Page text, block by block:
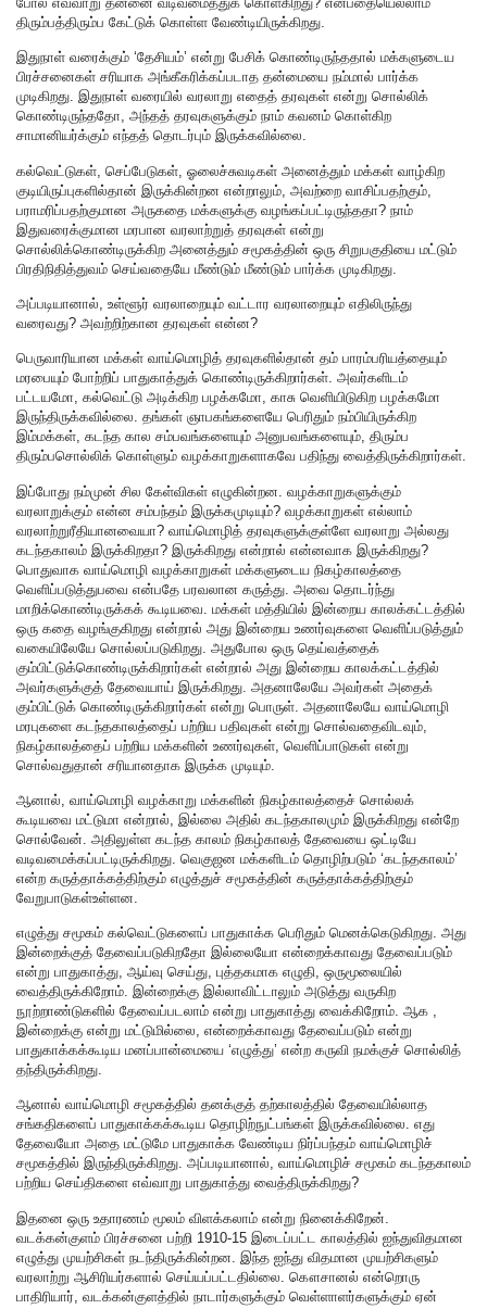
திரும்பத்திரும்ப கேட்டுக் கொள்ள வேண்டியிருக்கிறது.
இதுநாள் வரைக்கும் ‘தேசியம்’ என்று பேசிக் கொண்டிருந்ததால் மக்களுடைய
பிரச்சனைகள் சரியாக அங்கீகரிக்கப்படாத தன்மையை நம்மால் பார்க்க
முடிகிறது. இதுநாள் வரையில் வரலாறு எதைத் தரவுகள் என்று சொல்லிக்
கொண்டிருந்ததோ, அந்தத் தரவுகளுக்கும் நாம் கவனம் கொள்கிற
சாமானியர்க்கும் எந்தத் தொடர்பும் இருக்கவில்லை.
கல்வெட்டுகள், செப்பேடுகள், ஓலைச்சுவடிகள் அனைத்தும் மக்கள் வாழ்கிற
குடியிருப்புகளில்தான் இருக்கின்றன என்றாலும், அவற்றை வாசிப்பதற்கும்,
பராமரிப்பதற்குமான அருகதை மக்களுக்கு வழங்கப்பட்டிருந்ததா? நாம்
இதுவரைக்குமான மரபான வரலாற்றுத் தரவுகள் என்று
சொல்லிக்கொண்டிருக்கிற அனைத்தும் சமூகத்தின் ஒரு சிறுபகுதியை மட்டும்
பிரதிநிதித்துவம் செய்வதையே மீண்டும் மீண்டும் பார்க்க முடிகிறது.
அப்படியானால், உள்ளூர் வரலாறையும் வட்டார வரலாறையும் எதிலிருந்து
வரைவது? அவற்றிற்கான தரவுகள் என்ன?
பெருவாரியான மக்கள் வாய்மொழித் தரவுகளில்தான் தம் பாரம்பரியத்தையும்
மரபையும் போற்றிப் பாதுகாத்துக் கொண்டிருக்கிறார்கள். அவர்களிடம்
பட்டயமோ, கல்வெட்டு அடிக்கிற பழக்கமோ, காசு வெளியிடுகிற பழக்கமோ
இருந்திருக்கவில்லை. தங்கள் ஞாபகங்களையே பெரிதும் நம்பியிருக்கிற
இம்மக்கள், கடந்த கால சம்பவங்களையும் அனுபவங்களையும், திரும்ப
திரும்பசொல்லிக் கொள்ளும் வழக்காறுகளாகவே பதிந்து வைத்திருக்கிறார்கள்.
இப்போது நம்முன் சில கேள்விகள் எழுகின்றன. வழக்காறுகளுக்கும்
வரலாறுக்கும் என்ன சம்பந்தம் இருக்கமுடியும்? வழக்காறுகள் எல்லாம்
வரலாற்றுரீதியானவையா? வாய்மொழித் தரவுகளுக்குள்ளே வரலாறு அல்லது
கடந்தகாலம் இருக்கிறதா? இருக்கிறது என்றால் என்னவாக இருக்கிறது?
பொதுவாக வாய்மொழி வழக்காறுகள் மக்களுடைய நிகழ்காலத்தை
வெளிப்படுத்துபவை என்பதே பரவலான கருத்து. அவை தொடர்ந்து
மாறிக்கொண்டிருக்கக் கூடியவை. மக்கள் மத்தியில் இன்றைய காலக்கட்டத்தில்
ஒரு கதை வழங்குகிறது என்றால் அது இன்றைய உணர்வுகளை வெளிப்படுத்தும்
வகையிலேயே சொல்லப்படுகிறது. அதுபோல ஒரு தெய்வத்தைக்
கும்பிட்டுக்கொண்டிருக்கிறார்கள் என்றால் அது இன்றைய காலக்கட்டத்தில்
அவர்களுக்குத் தேவையாய் இருக்கிறது. அதனாலேயே அவர்கள் அதைக்
கும்பிட்டுக் கொண்டிருக்கிறார்கள் என்று பொருள். அதனாலேயே வாய்மொழி
மரபுகளை கடந்தகாலத்தைப் பற்றிய பதிவுகள் என்று சொல்வதைவிடவும்,
நிகழ்காலத்தைப் பற்றிய மக்களின் உணர்வுகள், வெளிப்பாடுகள் என்று
சொல்வதுதான் சரியானதாக இருக்க முடியும்.
ஆனால், வாய்மொழி வழக்காறு மக்களின் நிகழ்காலத்தைச் சொல்லக்
கூடியவை மட்டுமா என்றால், இல்லை அதில் கடந்தகாலமும் இருக்கிறது என்றே
சொல்வேன். அதிலுள்ள கடந்த காலம் நிகழ்காலத் தேவையை ஒட்டியே
வடிவமைக்கப்பட்டிருக்கிறது. வெகுஜன மக்களிடம் தொழிற்படும் ‘கடந்தகாலம்’
என்ற கருத்தாக்கத்திற்கும் எழுத்துச் சமூகத்தின் கருத்தாக்கத்திற்கும்
வேறுபாடுகள்உள்ளன.
எழுத்து சமூகம் கல்வெட்டுகளைப் பாதுகாக்க பெரிதும் மெனக்கெடுகிறது. அது
இன்றைக்குத் தேவைப்படுகிறதோ இல்லையோ என்றைக்காவது தேவைப்படும்
என்று பாதுகாத்து, ஆய்வு செய்து, புத்தகமாக எழுதி, ஒருமூலையில்
வைத்திருக்கிறோம். இன்றைக்கு இல்லாவிட்டாலும் அடுத்து வருகிற
நூற்றாண்டுகளில் தேவைப்படலாம் என்று பாதுகாத்து வைக்கிறோம். ஆக ,
இன்றைக்கு என்று மட்டுமில்லை, என்றைக்காவது தேவைப்படும் என்று
பாதுகாக்கக்கூடிய மனப்பான்மையை ‘எழுத்து’ என்ற கருவி நமக்குச் சொல்லித்
தந்திருக்கிறது.
ஆனால் வாய்மொழி சமூகத்தில் தனக்குத் தற்காலத்தில் தேவையில்லாத
சங்கதிகளைப் பாதுகாக்கக்கூடிய தொழிற்நுட்பங்கள் இருக்கவில்லை. எது
தேவையோ அதை மட்டுமே பாதுகாக்க வேண்டிய நிர்ப்பந்தம் வாய்மொழிச்
சமூகத்தில் இருந்திருக்கிறது. அப்படியானால், வாய்மொழிச் சமூகம் கடந்தகாலம்
பற்றிய செய்திகளை எவ்வாறு பாதுகாத்து வைத்திருக்கிறது?
இதனை ஒரு உதாரணம் மூலம் விளக்கலாம் என்று நினைக்கிறேன்.
வடக்கன்குளம் பிரச்சனை பற்றி 1910-15 இடைப்பட்ட காலத்தில் ஐந்துவிதமான
எழுத்து முயற்சிகள் நடந்திருக்கின்றன. இந்த ஐந்து விதமான முயற்சிகளும்
வரலாற்று ஆசிரியர்களால் செய்யப்பட்டதில்லை. கௌசானல் என்றொரு
பாதிரியார், வடக்கன்குளத்தில் நாடார்களுக்கும் வெள்ளாளர்களுக்கும் ஏன்